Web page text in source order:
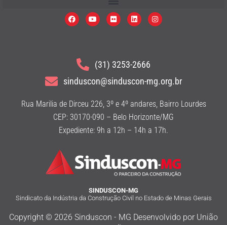
(31) 3253-2666
sinduscon@sinduscon-mg.org.br
Rua Marilia de Dirceu 226, 3º e 4º andares, Bairro Lourdes
CEP: 30170-090 – Belo Horizonte/MG
Expediente: 9h a 12h – 14h a 17h.
SINDUSCON-MG
Sindicato da Indústria da Construção Civil no Estado de Minas Gerais
Copyright © 2026 Sinduscon - MG Desenvolvido por União